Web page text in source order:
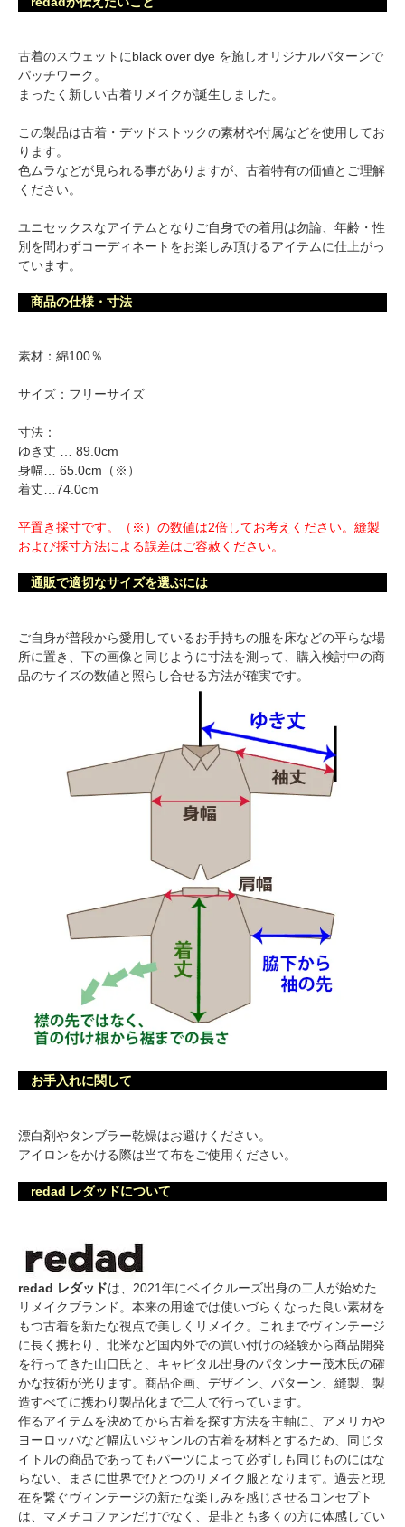
古着のスウェットにblack over dye を施しオリジナルパターンで
パッチワーク。
まったく新しい古着リメイクが誕生しました。
この製品は古着・デッドストックの素材や付属などを使用してお
ります。
色ムラなどが見られる事がありますが、古着特有の価値とご理解
ください。
ユニセックスなアイテムとなりご自身での着用は勿論、年齢・性
別を問わずコーディネートをお楽しみ頂けるアイテムに仕上がっ
ています。
商品の仕様・寸法
素材：綿100％
サイズ：フリーサイズ
寸法：
ゆき丈 … 89.0cm
身幅… 65.0cm（※）
着丈…74.0cm
平置き採寸です。（※）の数値は2倍してお考えください。縫製
および採寸方法による誤差はご容赦ください。
通販で適切なサイズを選ぶには
ご自身が普段から愛用しているお手持ちの服を床などの平らな場
所に置き、下の画像と同じように寸法を測って、購入検討中の商
品のサイズの数値と照らし合せる方法が確実です。
お手入れに関して
漂白剤やタンブラー乾燥はお避けください。
アイロンをかける際は当て布をご使用ください。
redad レダッドについて
redad レダッドは、2021年にベイクルーズ出身の二人が始めた
リメイクブランド。本来の用途では使いづらくなった良い素材を
もつ古着を新たな視点で美しくリメイク。これまでヴィンテージ
に長く携わり、北米など国内外での買い付けの経験から商品開発
を行ってきた山口氏と、キャピタル出身のパタンナー茂木氏の確
かな技術が光ります。商品企画、デザイン、パターン、縫製、製
造すべてに携わり製品化まで二人で行っています。
作るアイテムを決めてから古着を探す方法を主軸に、アメリカや
ヨーロッパなど幅広いジャンルの古着を材料とするため、同じタ
イトルの商品であってもパーツによって必ずしも同じものにはな
らない、まさに世界でひとつのリメイク服となります。過去と現
在を繋ぐヴィンテージの新たな楽しみを感じさせるコンセプト
は、マメチコファンだけでなく、是非とも多くの方に体感してい